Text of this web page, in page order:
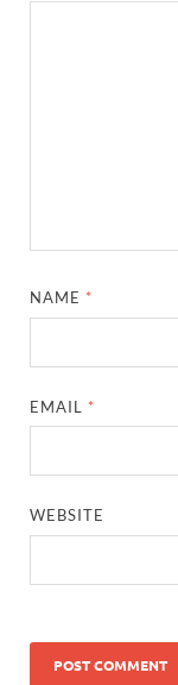
NAME *
EMAIL *
WEBSITE